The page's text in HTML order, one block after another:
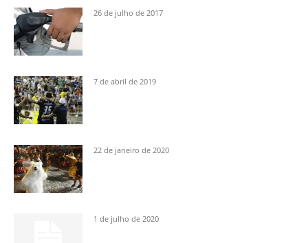
26 de julho de 2017
7 de abril de 2019
22 de janeiro de 2020
1 de julho de 2020